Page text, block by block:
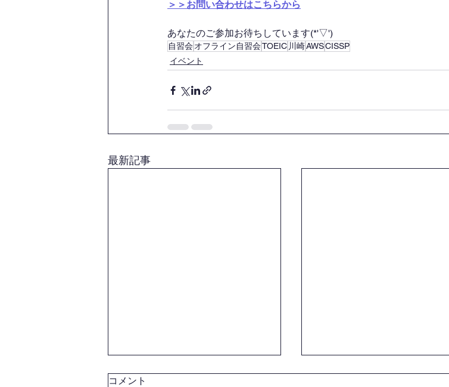
＞＞お問い合わせはこちらから
あなたのご参加お待ちしています(*'▽')
自習会オフライン自習会TOEIC 川崎AWSCISSP
イベント
最新記事
コメント